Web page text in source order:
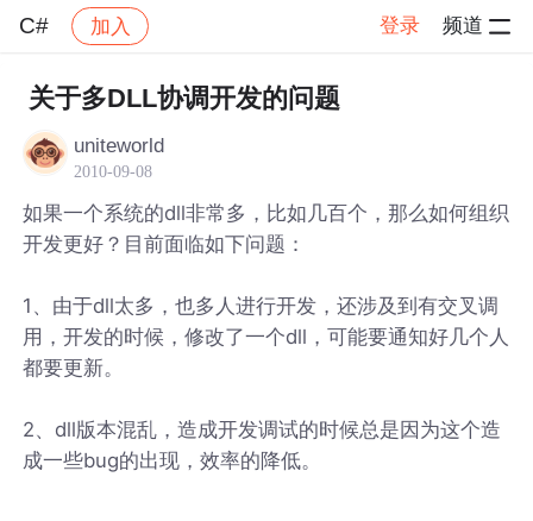
C# 加入 登录 频道
社区 C# 帖子详情
关于多DLL协调开发的问题
uniteworld
2010-09-08
如果一个系统的dll非常多，比如几百个，那么如何组织
开发更好？目前面临如下问题：
1、由于dll太多，也多人进行开发，还涉及到有交叉调
用，开发的时候，修改了一个dll，可能要通知好几个人
都要更新。
2、dll版本混乱，造成开发调试的时候总是因为这个造
成一些bug的出现，效率的降低。